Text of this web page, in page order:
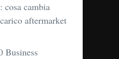
cambia
aftermarket
Business